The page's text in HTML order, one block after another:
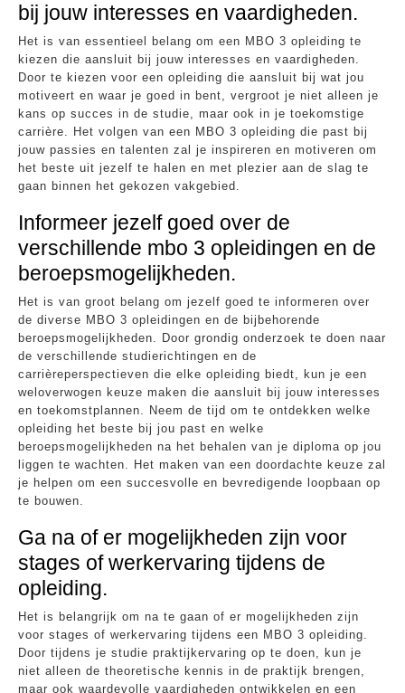
bij jouw interesses en vaardigheden.
Het is van essentieel belang om een MBO 3 opleiding te
kiezen die aansluit bij jouw interesses en vaardigheden.
Door te kiezen voor een opleiding die aansluit bij wat jou
motiveert en waar je goed in bent, vergroot je niet alleen je
kans op succes in de studie, maar ook in je toekomstige
carrière. Het volgen van een MBO 3 opleiding die past bij
jouw passies en talenten zal je inspireren en motiveren om
het beste uit jezelf te halen en met plezier aan de slag te
gaan binnen het gekozen vakgebied.
Informeer jezelf goed over de
verschillende mbo 3 opleidingen en de
beroepsmogelijkheden.
Het is van groot belang om jezelf goed te informeren over
de diverse MBO 3 opleidingen en de bijbehorende
beroepsmogelijkheden. Door grondig onderzoek te doen naar
de verschillende studierichtingen en de
carrièreperspectieven die elke opleiding biedt, kun je een
weloverwogen keuze maken die aansluit bij jouw interesses
en toekomstplannen. Neem de tijd om te ontdekken welke
opleiding het beste bij jou past en welke
beroepsmogelijkheden na het behalen van je diploma op jou
liggen te wachten. Het maken van een doordachte keuze zal
je helpen om een succesvolle en bevredigende loopbaan op
te bouwen.
Ga na of er mogelijkheden zijn voor
stages of werkervaring tijdens de
opleiding.
Het is belangrijk om na te gaan of er mogelijkheden zijn
voor stages of werkervaring tijdens een MBO 3 opleiding.
Door tijdens je studie praktijkervaring op te doen, kun je
niet alleen de theoretische kennis in de praktijk brengen,
maar ook waardevolle vaardigheden ontwikkelen en een